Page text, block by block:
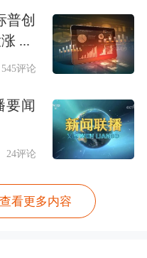
核心
在于，如何
“确保世界建立在
即白。应该形成
致入微的策略。
，这可能是正确
普创
...
545评论
要闻
24评论
看更多内容